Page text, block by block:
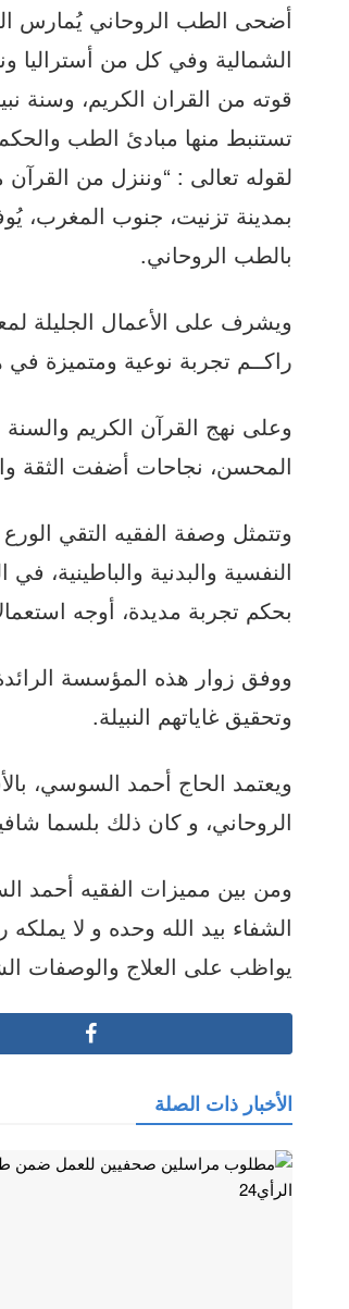
الشمالية وفي كل من أستراليا
قوته من القران الكريم، وسنة
تستنبط منها مبادئ الطب
لقوله تعالى : “وننزل من
بمدينة تزنيت، جنوب المغرب،
بالطب الروحاني.
ويشرف على الأعمال الجليلة
راكــم تجربة نوعية ومتميزة
وعلى نهج القرآن الكريم والسنة
المحسن، نجاحات أضفت الثقة
وتتمثل وصفة الفقيه التقي
النفسية والبدنية والباطينية،
بحكم تجربة مديدة، أوجه
ووفق زوار هذه المؤسسة
وتحقيق غاياتهم النبيلة.
ويعتمد الحاج أحمد السوسي،
الروحاني، و كان ذلك بلسما
ومن بين مميزات الفقيه أحمد
الشفاء بيد الله وحده و لا
يواظب على العلاج والوصفات
الأخبار ذات الصلة